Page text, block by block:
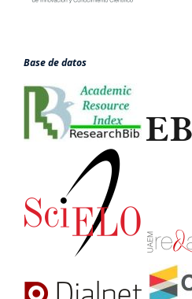
Base de datos